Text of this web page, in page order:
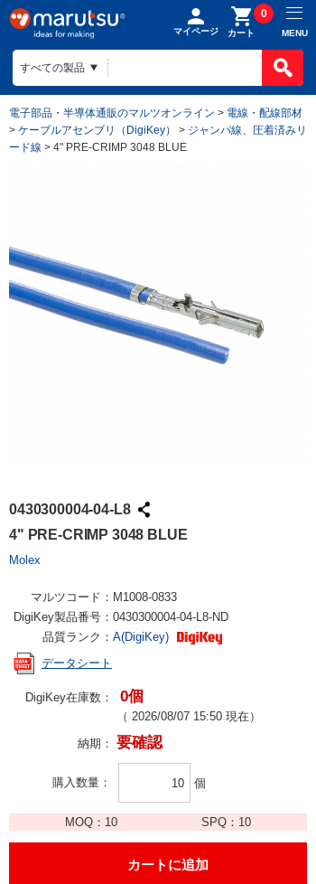
マイページ カート
0
MENU
電子部品・半導体通販のマルツオンライン > 電線・配線部材
> ケーブルアセンブリ（DigiKey） > ジャンパ線、圧着済みリ
ード線 > 4" PRE-CRIMP 3048 BLUE
0430300004-04-L8
4" PRE-CRIMP 3048 BLUE
Molex
マルツコード： M1008-0833
DigiKey製品番号： 0430300004-04-L8-ND
品質ランク： A(DigiKey)
データシート
DigiKey在庫数： 0個
（ 2026/08/07 15:50 現在）
納期： 要確認
購入数量 個
MOQ： 10 SPQ： 10